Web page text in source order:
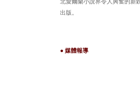
北愛爾蘭小說界令人興奮的新
出版。
● 媒體報導